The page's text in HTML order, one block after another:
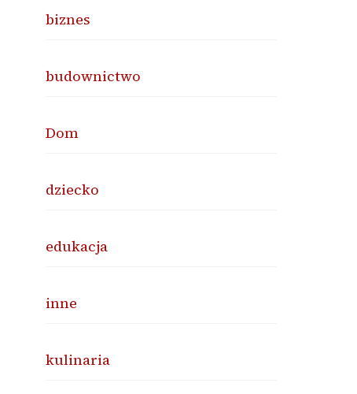
biznes
budownictwo
Dom
dziecko
edukacja
inne
kulinaria